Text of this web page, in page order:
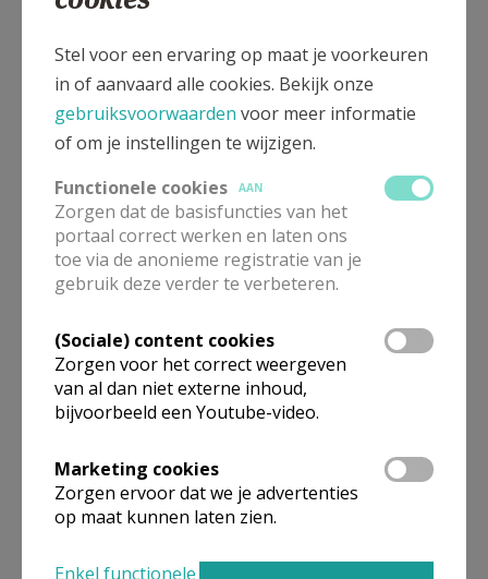
Laar
Emiel Draelants
Wijngaardstraat 22
016 78 84 91
Landen St.-Gertrudis en Rumsdorp
Gisèle Vandevelde
Kattestraat 8 (secretariaat)
0494 82 26 45
Ivan Ulens
Kalsbergstraat 71
Stel voor een ervaring op maat je voorkeuren
in of aanvaard alle cookies. Bekijk onze
gebruiksvoorwaarden voor meer informatie
of om je instellingen te wijzigen.
Functionele cookies
AAN
Zorgen dat de basisfuncties van het
portaal correct werken en laten ons
toe via de anonieme registratie van je
gebruik deze verder te verbeteren.
(Sociale) content cookies
Zorgen voor het correct weergeven
van al dan niet externe inhoud,
bijvoorbeeld een Youtube-video.
Marketing cookies
Zorgen ervoor dat we je advertenties
op maat kunnen laten zien.
Enkel functionele